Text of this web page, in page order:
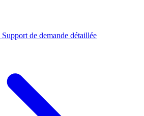
Support de demande détaillée